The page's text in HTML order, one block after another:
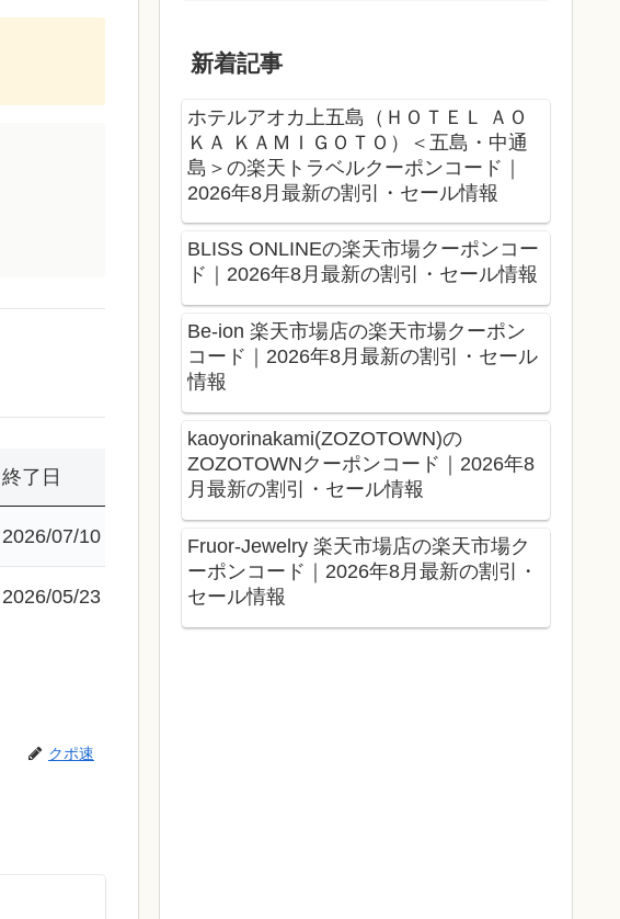
終了日
2026/07/10
2026/05/23
クポ速
新着記事
ホテルアオカ上五島（ＨＯＴＥＬ ＡＯ
ＫＡ ＫＡＭＩＧＯＴＯ）＜五島・中通
島＞の楽天トラベルクーポンコード｜
2026年8月最新の割引・セール情報
BLISS ONLINEの楽天市場クーポンコー
ド｜2026年8月最新の割引・セール情報
Be-ion 楽天市場店の楽天市場クーポン
コード｜2026年8月最新の割引・セール
情報
kaoyorinakami(ZOZOTOWN)の
ZOZOTOWNクーポンコード｜2026年8
月最新の割引・セール情報
Fruor-Jewelry 楽天市場店の楽天市場ク
ーポンコード｜2026年8月最新の割引・
セール情報